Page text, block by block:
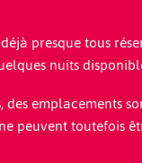
presque tous
nuits
des emplacements
peuvent toutefois
une